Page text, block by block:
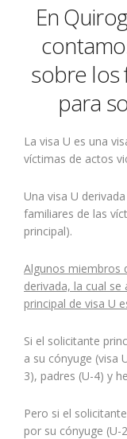
En
sobre los
para
La visa U es una
víctimas de actos
Una visa U
familiares de las
principal).
Algunos miembros
derivada, la cual
principal de visa U
Si el solicitante
a su cónyuge (visa
3), padres (U-4) y
Pero si el
por su cónyuge